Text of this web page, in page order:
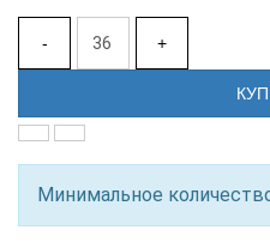
- +
Минимальное